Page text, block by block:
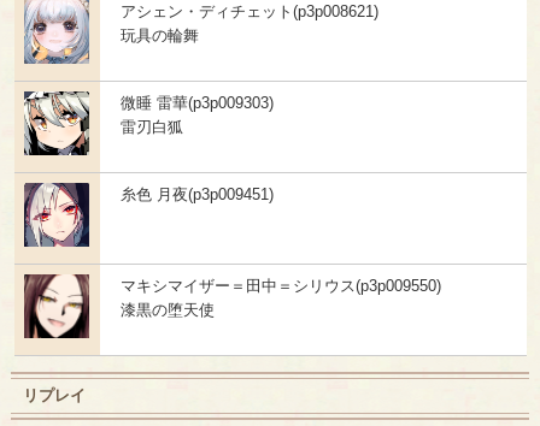
アシェン・ディチェット(p3p008621)
玩具の輪舞
微睡 雷華(p3p009303)
雷刃白狐
糸色 月夜(p3p009451)
マキシマイザー＝田中＝シリウス(p3p009550)
漆黒の堕天使
リプレイ